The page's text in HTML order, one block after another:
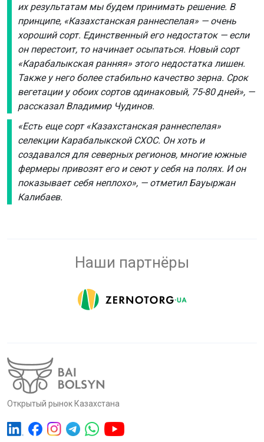
их результатам мы будем принимать решение. В
принципе, «Казахстанская раннеспелая» — очень
хороший сорт. Единственный его недостаток — если
он перестоит, то начинает осыпаться. Новый сорт
«Карабалыкская ранняя» этого недостатка лишен.
Также у него более стабильно качество зерна. Срок
вегетации у обоих сортов одинаковый, 75-80 дней», —
рассказал Владимир Чудинов.
«Есть еще сорт «Казахстанская раннеспелая»
селекции Карабалыкской СХОС. Он хоть и
создавался для северных регионов, многие южные
фермеры привозят его и сеют у себя на полях. И он
показывает себя неплохо», — отметил Бауыржан
Калибаев.
Наши партнёры
Открытый рынок Казахстана